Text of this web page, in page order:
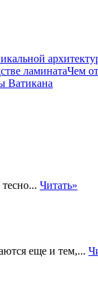
Чем
Ватикана
Читать»
еще и тем,...